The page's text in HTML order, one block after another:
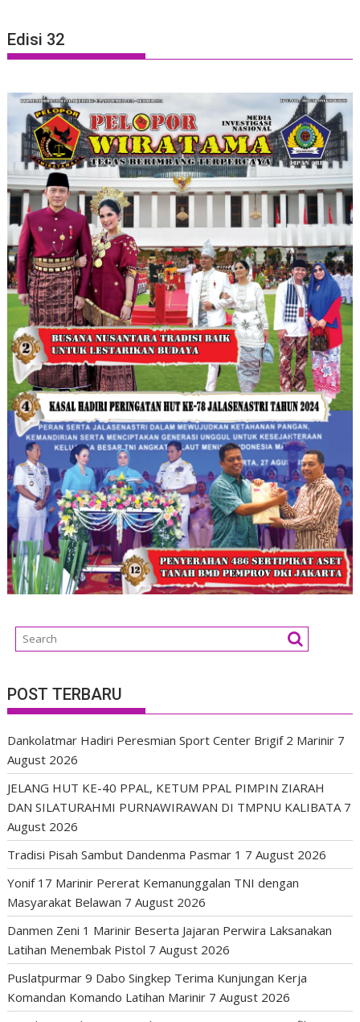
Edisi 32
POST TERBARU
Dankolatmar Hadiri Peresmian Sport Center Brigif 2 Marinir 7
August 2026
JELANG HUT KE-40 PPAL, KETUM PPAL PIMPIN ZIARAH
DAN SILATURAHMI PURNAWIRAWAN DI TMPNU KALIBATA 7
August 2026
Tradisi Pisah Sambut Dandenma Pasmar 1 7 August 2026
Yonif 17 Marinir Pererat Kemanunggalan TNI dengan
Masyarakat Belawan 7 August 2026
Danmen Zeni 1 Marinir Beserta Jajaran Perwira Laksanakan
Latihan Menembak Pistol 7 August 2026
Puslatpurmar 9 Dabo Singkep Terima Kunjungan Kerja
Komandan Komando Latihan Marinir 7 August 2026